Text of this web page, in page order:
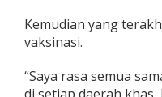
Kemudian yang
vaksinasi.
“Saya rasa semua